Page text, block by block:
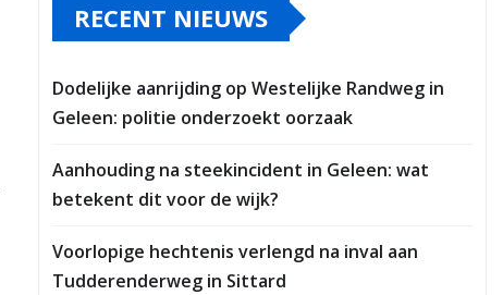
RECENT NIEUWS
Dodelijke aanrijding op Westelijke Randweg in
Geleen: politie onderzoekt oorzaak
Aanhouding na steekincident in Geleen: wat
betekent dit voor de wijk?
Voorlopige hechtenis verlengd na inval aan
Tudderenderweg in Sittard